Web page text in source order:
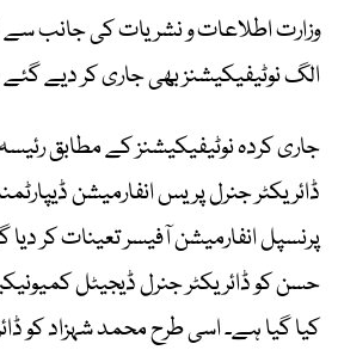
وزارت اطلاعات و نشریات کی جانب
الگ نوٹیفیکیشنز بھی جاری کر دیے گئے
جاری کردہ نوٹیفیکیشنز کے مطابق
ڈائریکٹر جنرل پریس انفارمیشن
پرنسپل انفارمیشن آفیسر تعینات کر
حسن کو ڈائریکٹر جنرل ڈیجیٹل
کیا گیا ہے۔ اسی طرح محمد شہزاد کو